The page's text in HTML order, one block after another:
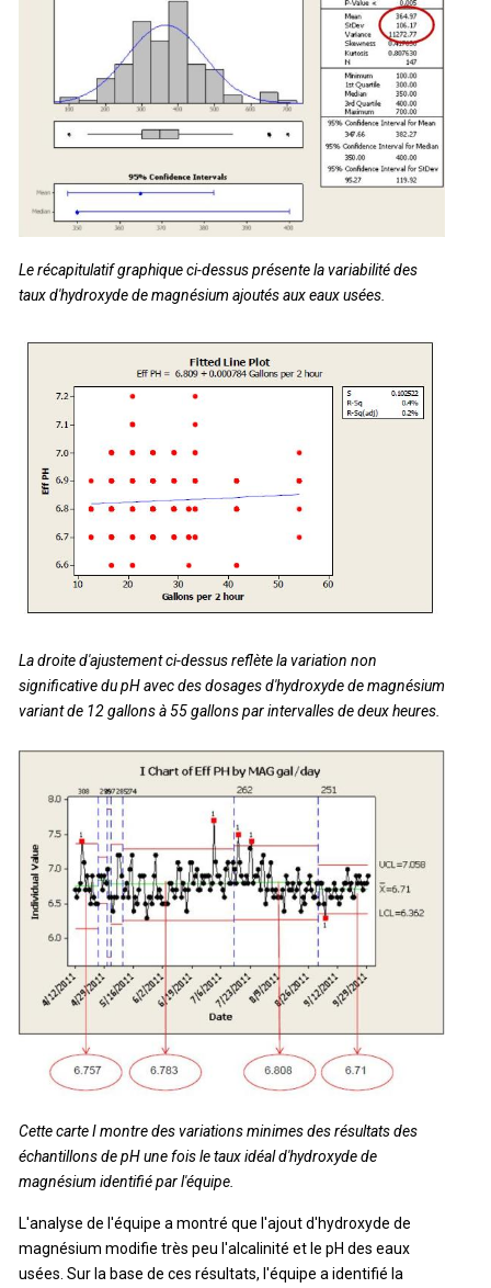
Le récapitulatif graphique ci-dessus présente la variabilité des
taux d'hydroxyde de magnésium ajoutés aux eaux usées.
La droite d'ajustement ci-dessus reflète la variation non
significative du pH avec des dosages d'hydroxyde de magnésium
variant de 12 gallons à 55 gallons par intervalles de deux heures.
Cette carte I montre des variations minimes des résultats des
échantillons de pH une fois le taux idéal d'hydroxyde de
magnésium identifié par l'équipe.
L'analyse de l'équipe a montré que l'ajout d'hydroxyde de
magnésium modifie très peu l'alcalinité et le pH des eaux
usées. Sur la base de ces résultats, l'équipe a identifié la